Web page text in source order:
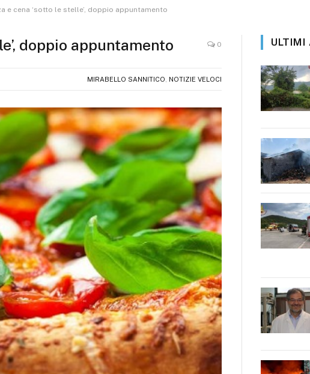
e cena ‘sotto le stelle’, doppio appuntamento
doppio appuntamento 0
MIRABELLO SANNITICO NOTIZIE VELOCI
ULTIMI